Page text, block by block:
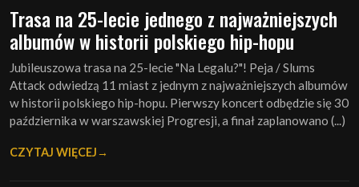
Trasa na 25-lecie jednego z najważniejszych
albumów w historii polskiego hip-hopu
Jubileuszowa trasa na 25-lecie "Na Legalu?"! Peja / Slums
Attack odwiedzą 11 miast z jednym z najważniejszych albumów
w historii polskiego hip-hopu. Pierwszy koncert odbędzie się 30
października w warszawskiej Progresji, a finał zaplanowano (...)
CZYTAJ WIĘCEJ